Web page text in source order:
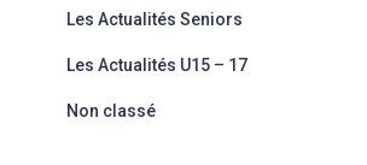
Les Actualités Seniors
Les Actualités U15 – 17
Non classé